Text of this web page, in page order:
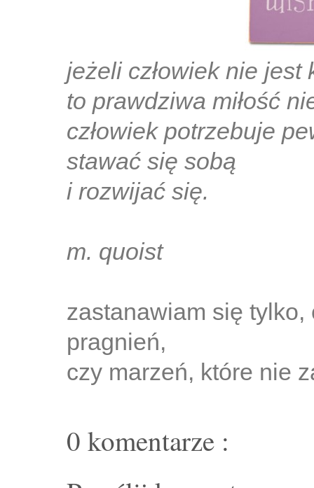
jeżeli człowiek nie
to prawdziwa miłość
człowiek potrzebuje
stawać się sobą
i rozwijać się.
m. quoist
zastanawiam się tylko,
pragnień,
czy marzeń, które nie
0 komentarze :